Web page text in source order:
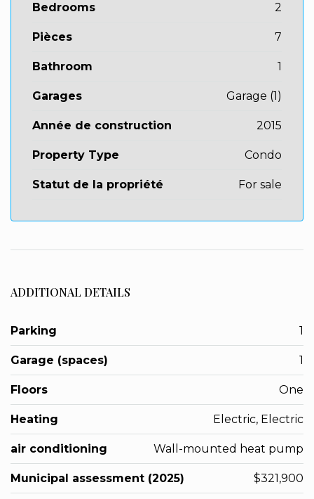
Bedrooms 2
Pièces 7
Bathroom 1
Garages Garage (1)
Année de construction 2015
Property Type Condo
Statut de la propriété For sale
ADDITIONAL DETAILS
Parking 1
Garage (spaces) 1
Floors One
Heating Electric, Electric
air conditioning Wall-mounted heat pump
Municipal assessment (2025) $321,900